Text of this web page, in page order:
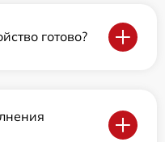
готово?